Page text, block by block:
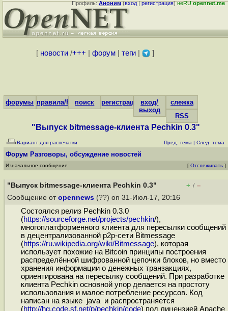
Профиль:Аноним(вход|регистрация)неRUopennet.me
[ новости/+++ форум| теги| ]
форумы правила/FAQпоиск регистрациявход/
выход
слежка
RSS
"Выпуск bitmessage-клиента Pechkin 0.3"
Вариант для распечатки Пред. тема | След. тема
Форум Разговоры, обсуждение новостей
Изначальное сообщение [ Отслеживать ]
"Выпуск bitmessage-клиента Pechkin 0.3" + / –
Сообщение от opennews (??) on 31-Июл-17, 20:16
Состоялся релиз Pechkin 0.3.0
(https://sourceforge.net/projects/pechkin/),
многоплатформенного клиента для пересылки сообщений
в децентрализованной p2p-сети Bitmessage
(https://ru.wikipedia.org/wiki/Bitmessage), которая
использует похожие на Bitcoin принципы построения
распределённой шифрованной цепочки блоков, но вместо
хранения информации о денежных транзакциях,
ориентирована на пересылку сообщений. При разработке
клиента Pechkin основной упор делается на простоту
использования и малое потребление ресурсов. Код
написан на языке java и распространяется
(http://hg.code.sf.net/p/pechkin/code) под лицензией Apache